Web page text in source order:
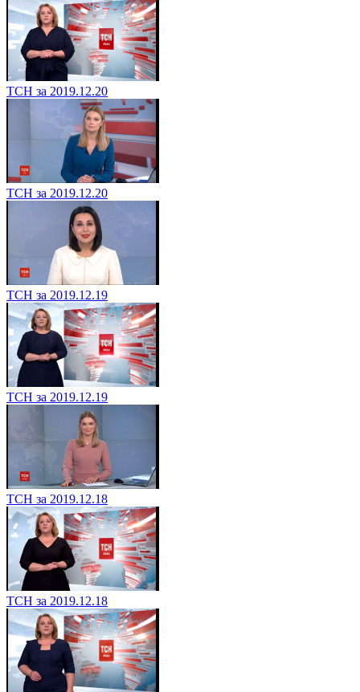
ТСН за 2019.12.20
ТСН за 2019.12.20
ТСН за 2019.12.19
ТСН за 2019.12.19
ТСН за 2019.12.18
ТСН за 2019.12.18